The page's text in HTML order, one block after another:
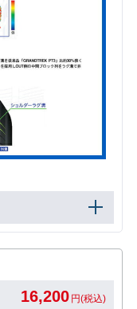
16,200 円(税込)